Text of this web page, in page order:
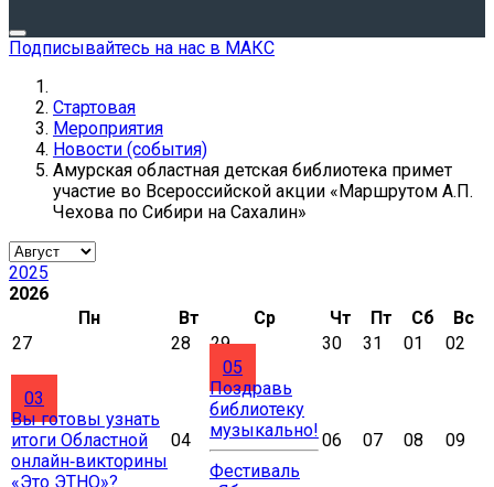
Подписывайтесь на нас в МАКС
Стартовая
Мероприятия
Новости (события)
Амурская областная детская библиотека примет
участие во Всероссийской акции «Маршрутом А.П.
Чехова по Сибири на Сахалин»
2025
2026
Пн
Вт Ср Чт Пт Сб
Вс
27
28 29 30 31 01 02
03
Вы готовы узнать
итоги Областной
онлайн‑викторины
«Это ЭТНО»?
04
05
Поздравь
библиотеку
музыкально!
Фестиваль
06 07 08 09